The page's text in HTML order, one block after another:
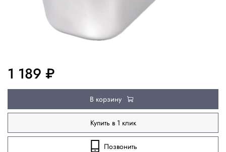
1 189 ₽
В корзину
Купить в 1 клик
Позвонить